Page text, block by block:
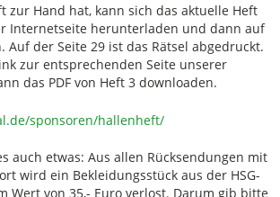
zur Hand hat, kann sich das aktuelle Heft
Internetseite herunterladen und dann auf
Auf der Seite 29 ist das Rätsel abgedruckt.
zur entsprechenden Seite unserer
das PDF von Heft 3 downloaden.
sponsoren/hallenheft/
auch etwas: Aus allen Rücksendungen mit
wird ein Bekleidungsstück aus der HSG-
Wert von 35,- Euro verlost. Darum gib bitte